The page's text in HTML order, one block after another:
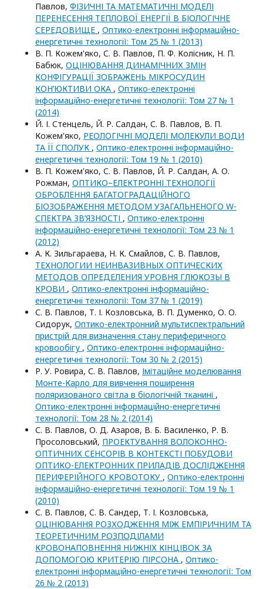
Павлов, ФІЗИЧНІ ТА МАТЕМАТИЧНІ МОДЕЛІ
ПЕРЕНЕСЕННЯ ТЕПЛОВОЇ ЕНЕРГІЇ В БІОЛОГІЧНЕ
СЕРЕДОВИЩЕ , Оптико-електроннi iнформацiйно-
енергетичнi технологiї: Том 25 № 1 (2013)
В. П. Кожем'яко, С. В. Павлов, П. Ф. Колісник, Н. П.
Бабюк, ОЦІНЮВАННЯ ДИНАМІЧНИХ ЗМІН
КОНФІГУРАЦІЇ ЗОБРАЖЕНЬ МІКРОСУДИН
КОН’ЮКТИВИ ОКА , Оптико-електроннi
iнформацiйно-енергетичнi технологiї: Том 27 № 1
(2014)
Й. І. Стенцель, Й. Р. Салдан, С. В. Павлов, В. П.
Кожем'яко, РЕОЛОГІЧНІ МОДЕЛІ МОЛЕКУЛИ ВОДИ
ТА ЇЇ СПОЛУК , Оптико-електроннi iнформацiйно-
енергетичнi технологiї: Том 19 № 1 (2010)
В. П. Кожем'яко, С. В. Павлов, Й. Р. Салдан, А. О.
Рожман, ОПТИКО–ЕЛЕКТРОННІ ТЕХНОЛОГІЇ
ОБРОБЛЕННЯ БАГАТОГРАДАЦІЙНОГО
БІОЗОБРАЖЕННЯ МЕТОДОМ УЗАГАЛЬНЕНОГО W-
СПЕКТРА ЗВ’ЯЗНОСТІ , Оптико-електроннi
iнформацiйно-енергетичнi технологiї: Том 23 № 1
(2012)
А. К. Зильгараева, Н. К. Смайлов, С. В. Павлов,
ТЕХНОЛОГИИ НЕИНВАЗИВНЫХ ОПТИЧЕСКИХ
МЕТОДОВ ОПРЕДЕЛЕНИЯ УРОВНЯ ГЛЮКОЗЫ В
КРОВИ , Оптико-електроннi iнформацiйно-
енергетичнi технологiї: Том 37 № 1 (2019)
С. В. Павлов, Т. І. Козловська, В. П. Думенко, О. О.
Сидорук, Оптико-електронний мультиспектральний
пристрій для визначення стану периферичного
кровообігу , Оптико-електроннi iнформацiйно-
енергетичнi технологiї: Том 30 № 2 (2015)
Р. У. Ровира, С. В. Павлов, Імітаційне моделювання
Монте-Карло для вивчення поширення
поляризованого світла в біологічній тканині ,
Оптико-електроннi iнформацiйно-енергетичнi
технологiї: Том 28 № 2 (2014)
С. В. Павлов, О. Д. Азаров, В. Б. Василенко, Р. В.
Просоловський, ПРОЕКТУВАННЯ ВОЛОКОННО-
ОПТИЧНИХ СЕНСОРІВ В КОНТЕКСТІ ПОБУДОВИ
ОПТИКО-ЕЛЕКТРОННИХ ПРИЛАДІВ ДОСЛІДЖЕННЯ
ПЕРИФЕРІЙНОГО КРОВОТОКУ , Оптико-електроннi
iнформацiйно-енергетичнi технологiї: Том 19 № 1
(2010)
С. В. Павлов, С. В. Сандер, Т. І. Козловська,
ОЦІНЮВАННЯ РОЗХОДЖЕННЯ МІЖ ЕМПІРИЧНИМ ТА
ТЕОРЕТИЧНИМ РОЗПОДІЛАМИ
КРОВОНАПОВНЕННЯ НИЖНІХ КІНЦІВОК ЗА
ДОПОМОГОЮ КРИТЕРІЮ ПІРСОНА , Оптико-
електроннi iнформацiйно-енергетичнi технологiї: Том
26 № 2 (2013)